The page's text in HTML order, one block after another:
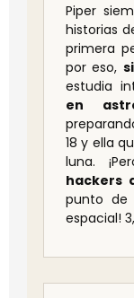
Piper
historias
primera
por eso,
estudia
en
18 y ella
luna.
hackers
punto de
espacial!